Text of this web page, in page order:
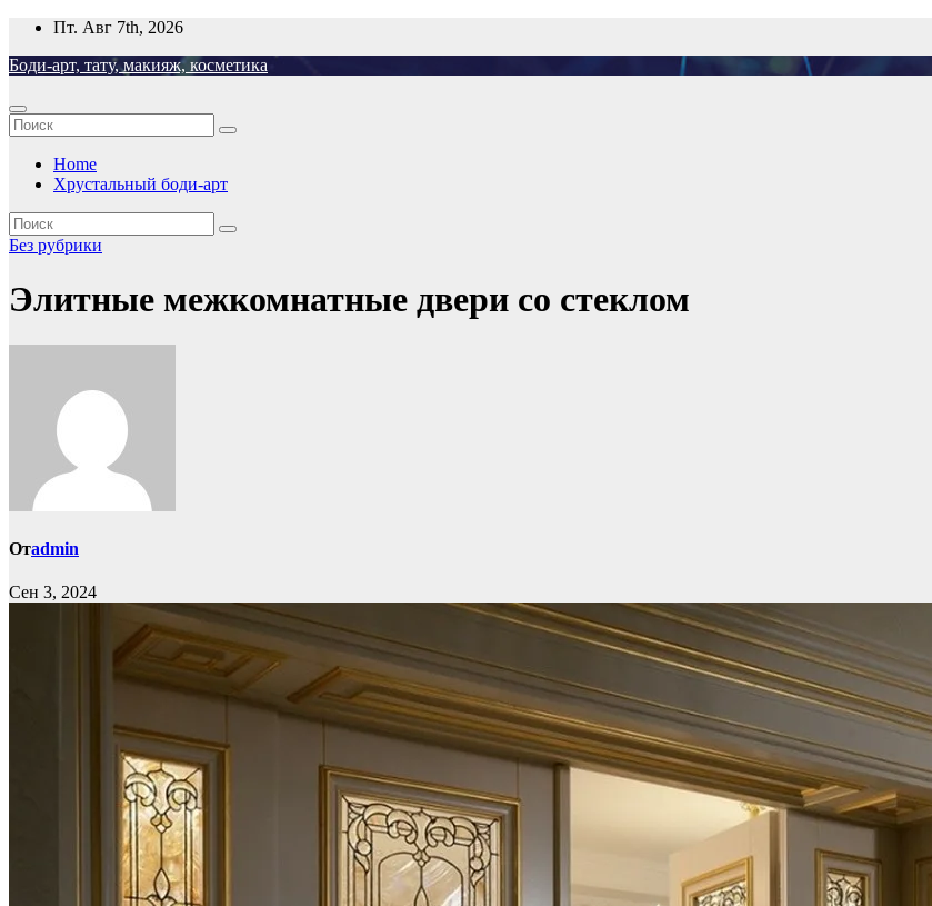
Перейти
содержимому
Пт. Авг 7th, 2026
Боди-арт, тату, макияж, косметика
Home
Хрустальный боди-арт
Без рубрики
Элитные межкомнатные двери со стеклом
Отadmin
Сен 3, 2024